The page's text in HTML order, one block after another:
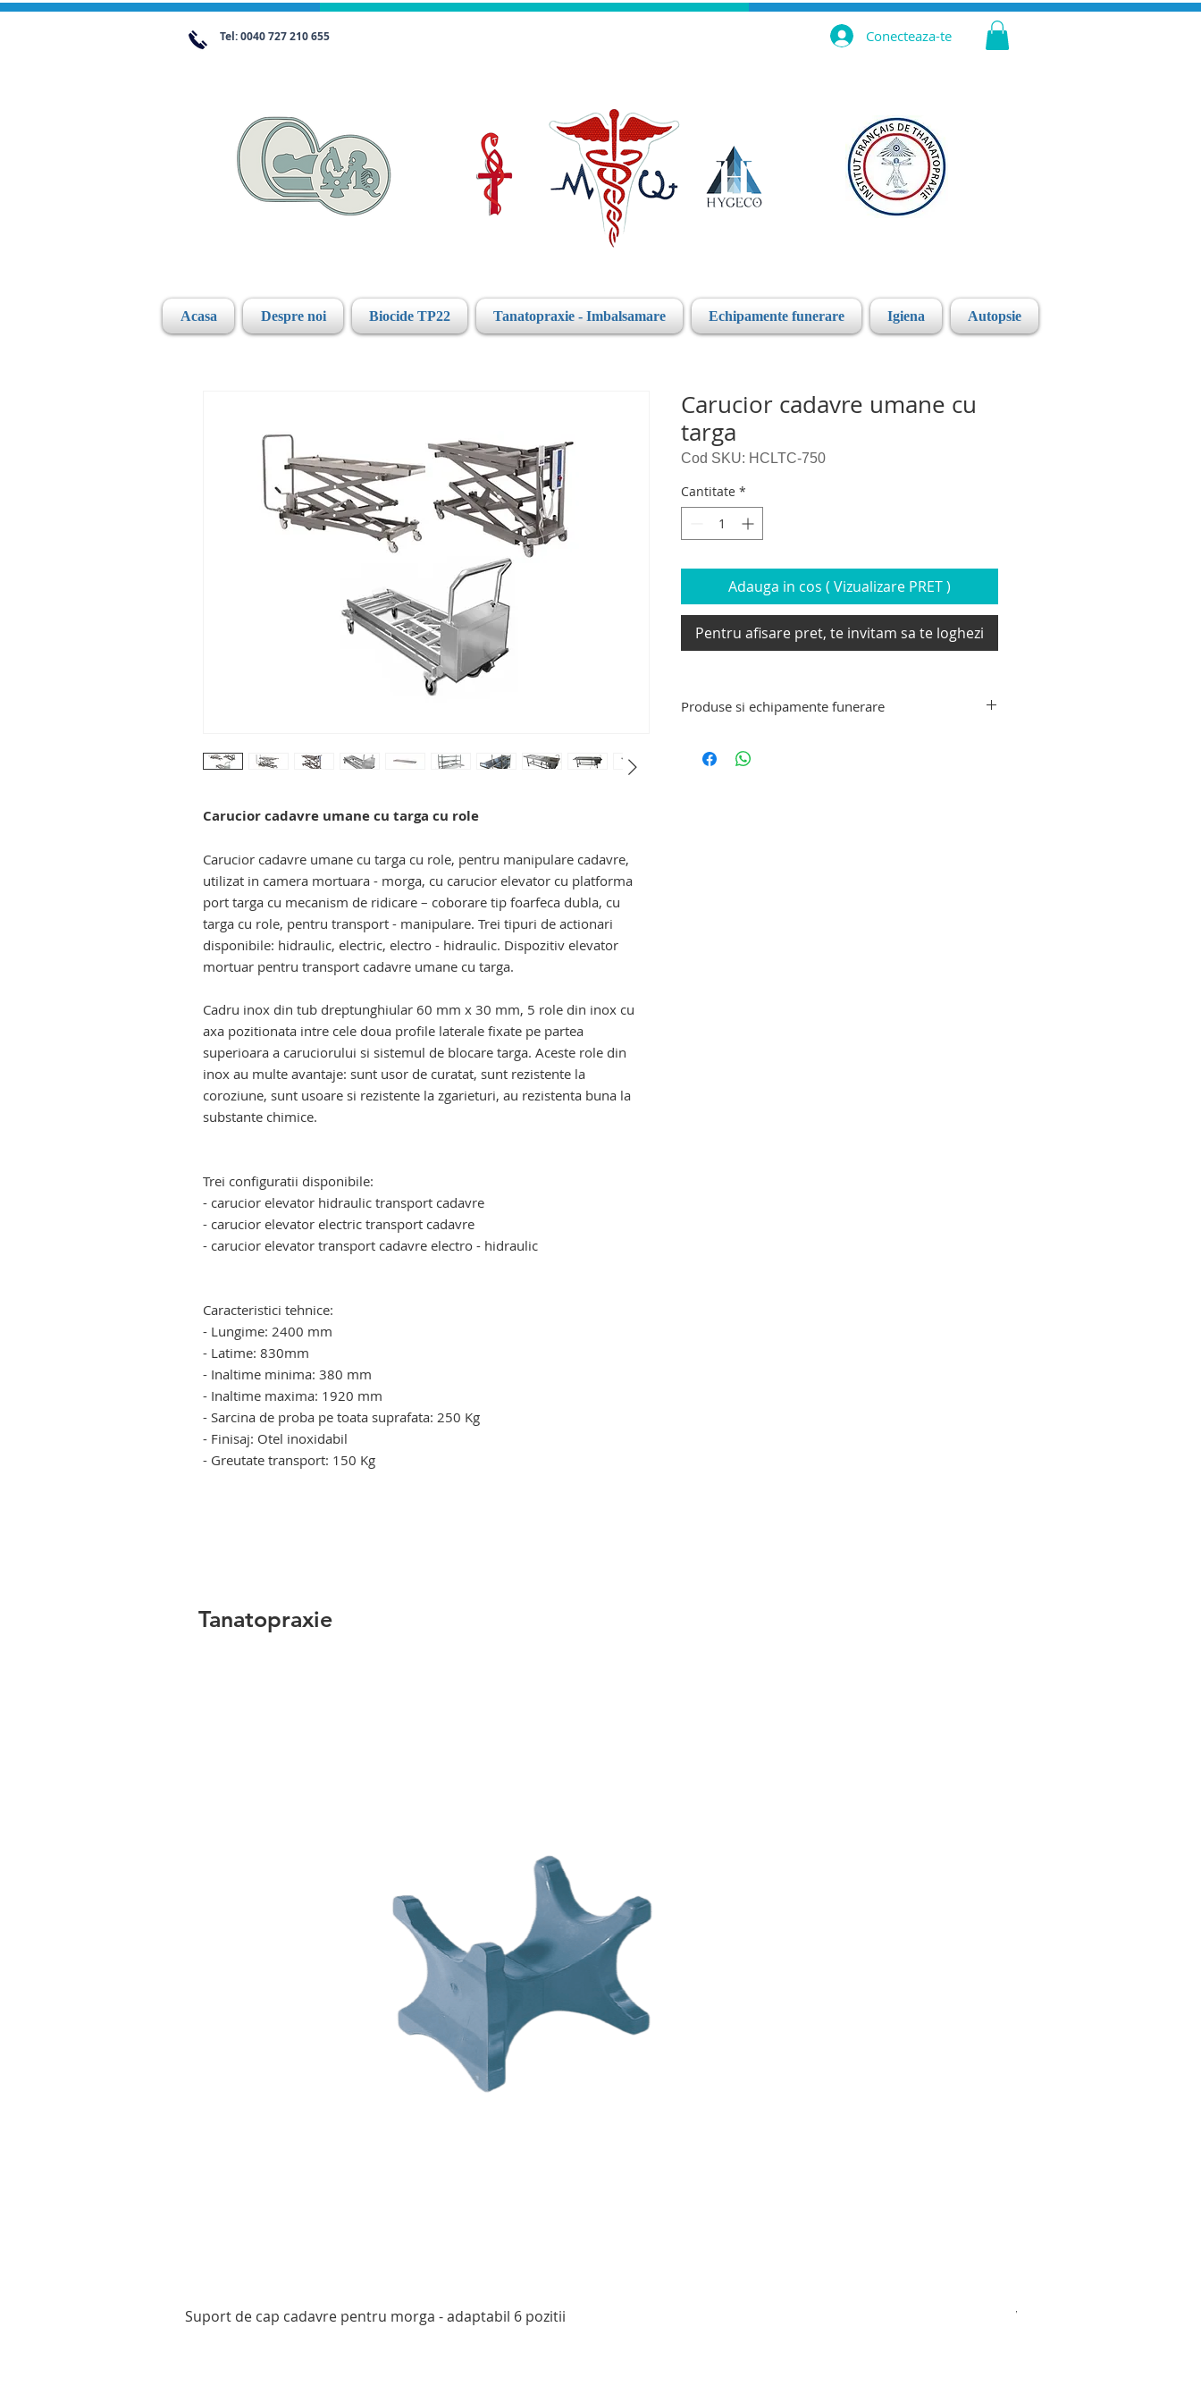
Tel: 0040 727 210 655 Conecteaza-te
Acasa Despre noi Biocide TP22 Tanatopraxie - Imbalsamare Echipamente funerare Igiena Autopsie
Carucior cadavre umane cu targa cu role
Carucior cadavre umane cu targa cu role, pentru manipulare cadavre,
utilizat in camera mortuara - morga, cu carucior elevator cu platforma
port targa cu mecanism de ridicare – coborare tip foarfeca dubla, cu
targa cu role, pentru transport - manipulare. Trei tipuri de actionari
disponibile: hidraulic, electric, electro - hidraulic. Dispozitiv elevator
mortuar pentru transport cadavre umane cu targa.
Cadru inox din tub dreptunghiular 60 mm x 30 mm, 5 role din inox cu
axa pozitionata intre cele doua profile laterale fixate pe partea
superioara a caruciorului si sistemul de blocare targa. Aceste role din
inox au multe avantaje: sunt usor de curatat, sunt rezistente la
coroziune, sunt usoare si rezistente la zgarieturi, au rezistenta buna la
substante chimice.
Trei configuratii disponibile:
- carucior elevator hidraulic transport cadavre
- carucior elevator electric transport cadavre
- carucior elevator transport cadavre electro - hidraulic
Caracteristici tehnice:
- Lungime: 2400 mm
- Latime: 830mm
- Inaltime minima: 380 mm
- Inaltime maxima: 1920 mm
- Sarcina de proba pe toata suprafata: 250 Kg
- Finisaj: Otel inoxidabil
- Greutate transport: 150 Kg
Carucior cadavre umane cu
targa
Cod SKU: HCLTC-750
Cantitate *
Adauga in cos ( Vizualizare PRET )
Pentru afisare pret, te invitam sa te loghezi
Produse si echipamente funerare
targa de transport decedati, targa de recuperare
Tanatopraxie
Afișare rapidă
Suport de cap cadavre pentru morga - adaptabil 6 pozitii Valiza de transport